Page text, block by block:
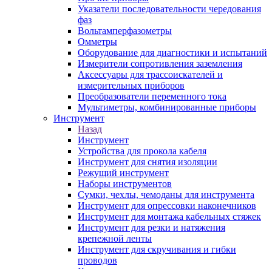
Указатели последовательности чередования
фаз
Вольтамперфазометры
Омметры
Оборудование для диагностики и испытаний
Измерители сопротивления заземления
Аксессуары для трассоискателей и
измерительных приборов
Преобразователи переменного тока
Мультиметры, комбинированные приборы
Инструмент
Назад
Инструмент
Устройства для прокола кабеля
Инструмент для снятия изоляции
Режущий инструмент
Наборы инструментов
Сумки, чехлы, чемоданы для инструмента
Инструмент для опрессовки наконечников
Инструмент для монтажа кабельных стяжек
Инструмент для резки и натяжения
крепежной ленты
Инструмент для скручивания и гибки
проводов